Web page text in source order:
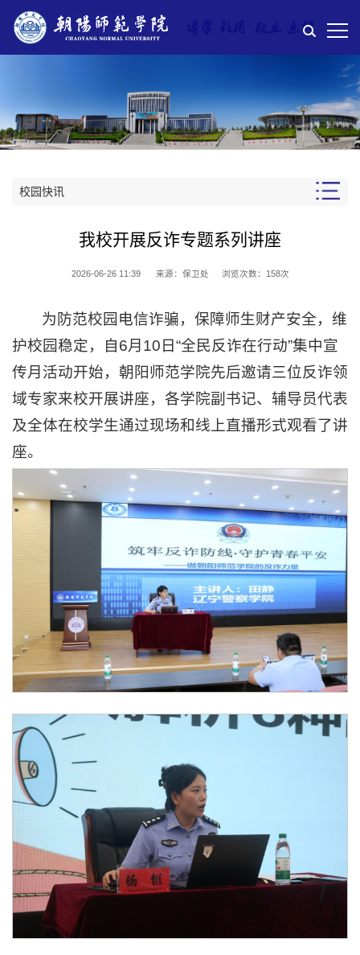
校园快讯
我校开展反诈专题系列讲座
2026-06-26 11:39 来源：保卫处 浏览次数： 158次
为防范校园电信诈骗，保障师生财产安全，维
护校园稳定，自6月10日“全民反诈在行动”集中宣
传月活动开始，朝阳师范学院先后邀请三位反诈领
域专家来校开展讲座，各学院副书记、辅导员代表
及全体在校学生通过现场和线上直播形式观看了讲
座。